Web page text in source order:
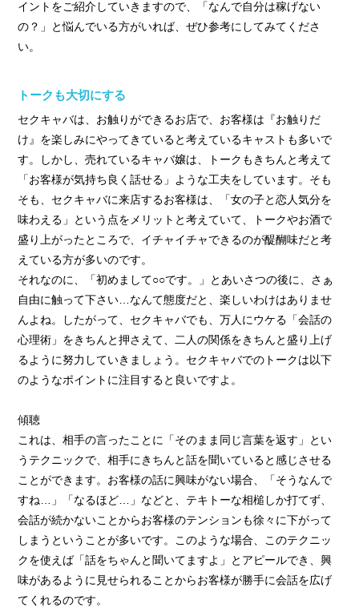
イントをご紹介していきますので、「なんで自分は稼げない
の？」と悩んでいる方がいれば、ぜひ参考にしてみてくださ
い。
トークも大切にする
セクキャバは、お触りができるお店で、お客様は『お触りだ
け』を楽しみにやってきていると考えているキャストも多いで
す。しかし、売れているキャバ嬢は、トークもきちんと考えて
「お客様が気持ち良く話せる」ような工夫をしています。そも
そも、セクキャバに来店するお客様は、「女の子と恋人気分を
味わえる」という点をメリットと考えていて、トークやお酒で
盛り上がったところで、イチャイチャできるのが醍醐味だと考
えている方が多いのです。
それなのに、「初めまして○○です。」とあいさつの後に、さぁ
自由に触って下さい…なんて態度だと、楽しいわけはありませ
んよね。したがって、セクキャバでも、万人にウケる「会話の
心理術」をきちんと押さえて、二人の関係をきちんと盛り上げ
るように努力していきましょう。セクキャバでのトークは以下
のようなポイントに注目すると良いですよ。
傾聴
これは、相手の言ったことに「そのまま同じ言葉を返す」とい
うテクニックで、相手にきちんと話を聞いていると感じさせる
ことができます。お客様の話に興味がない場合、「そうなんで
すね…」「なるほど…」などと、テキトーな相槌しか打てず、
会話が続かないことからお客様のテンションも徐々に下がって
しまうということが多いです。このような場合、このテクニッ
クを使えば「話をちゃんと聞いてますよ」とアピールでき、興
味があるように見せられることからお客様が勝手に会話を広げ
てくれるのです。